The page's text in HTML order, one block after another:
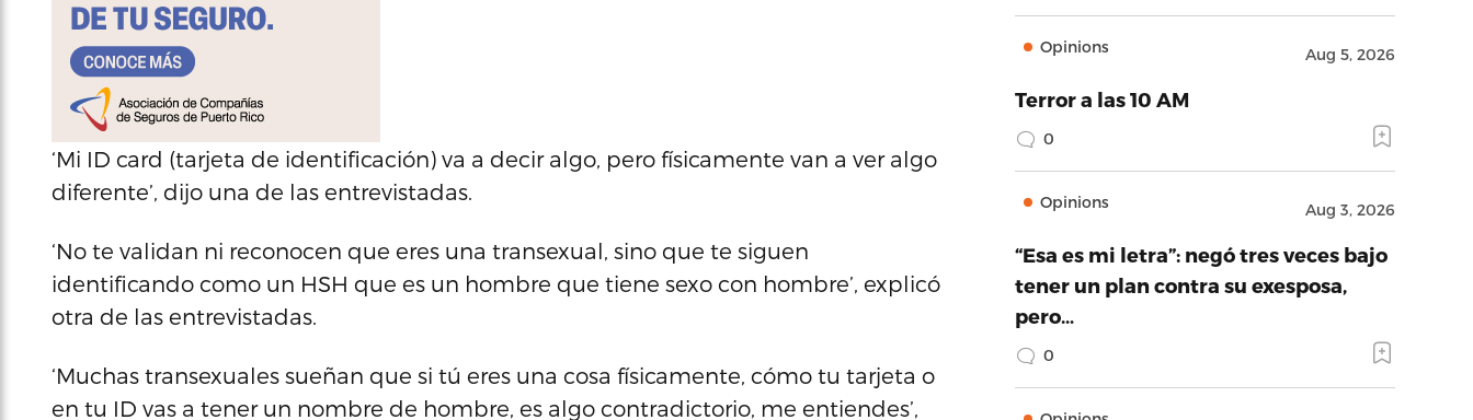
‘Mi ID card (tarjeta de identificación) va a decir algo, pero físicamente van a ver algo
diferente’, dijo una de las entrevistadas.
‘No te validan ni reconocen que eres una transexual, sino que te siguen
identificando como un HSH que es un hombre que tiene sexo con hombre’, explicó
otra de las entrevistadas.
‘Muchas transexuales sueñan que si tú eres una cosa físicamente, cómo tu tarjeta o
en tu ID vas a tener un nombre de hombre, es algo contradictorio, me entiendes’,
Opinions Aug 5, 2026
Terror a las 10 AM
0
Opinions Aug 3, 2026
“Esa es mi letra”: negó tres veces bajo
tener un plan contra su exesposa,
pero…
0